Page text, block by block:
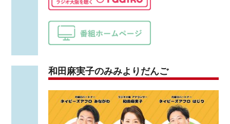
和田麻実子のみみよりだんご